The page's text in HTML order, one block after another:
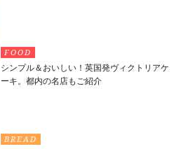
FOOD
シンプル＆おいしい！英国発ヴィクトリアケ
ーキ。都内の名店もご紹介
BREAD